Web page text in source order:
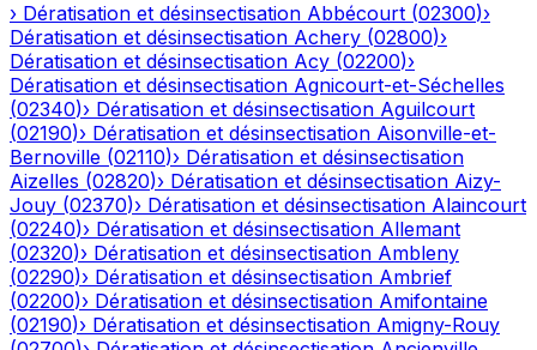
› Dératisation et désinsectisation Abbécourt (02300)›
Dératisation et désinsectisation Achery (02800)›
Dératisation et désinsectisation Acy (02200)›
Dératisation et désinsectisation Agnicourt-et-Séchelles
(02340)› Dératisation et désinsectisation Aguilcourt
(02190)› Dératisation et désinsectisation Aisonville-et-
Bernoville (02110)› Dératisation et désinsectisation
Aizelles (02820)› Dératisation et désinsectisation Aizy-
Jouy (02370)› Dératisation et désinsectisation Alaincourt
(02240)› Dératisation et désinsectisation Allemant
(02320)› Dératisation et désinsectisation Ambleny
(02290)› Dératisation et désinsectisation Ambrief
(02200)› Dératisation et désinsectisation Amifontaine
(02190)› Dératisation et désinsectisation Amigny-Rouy